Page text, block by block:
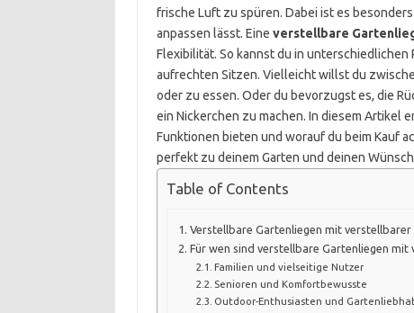
frische Luft zu spüren. Dabei ist es
anpassen lässt. Eine verstellbare
Flexibilität. So kannst du in
aufrechten Sitzen. Vielleicht willst du
oder zu essen. Oder du bevorzugst es, die
ein Nickerchen zu machen. In diesem Artikel
Funktionen bieten und worauf du beim Kauf
perfekt zu deinem Garten und deinen
Table of Contents
Verstellbare Gartenliegen mit verstellbarer
Für wen sind verstellbare Gartenliegen mit
Familien und vielseitige Nutzer
Senioren und Komfortbewusste
Outdoor-Enthusiasten und